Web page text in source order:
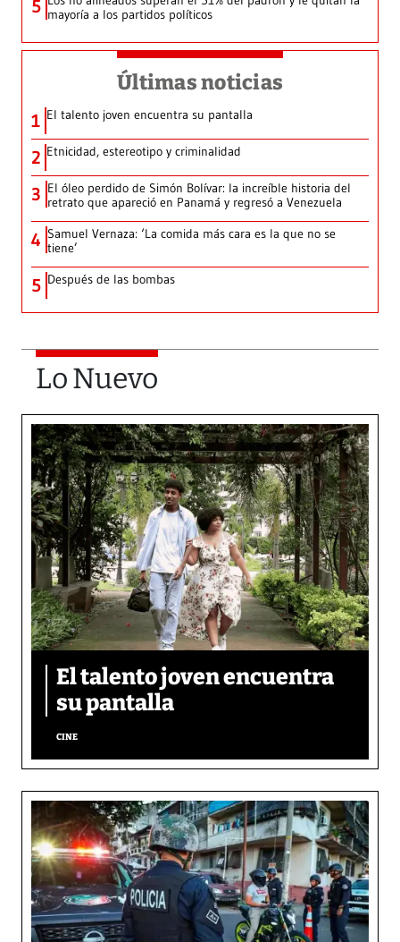
5 mayoría a los partidos políticos
Últimas noticias
1 El talento joven encuentra su pantalla​
2 Etnicidad, estereotipo y criminalidad
3 El óleo perdido de Simón Bolívar: la increíble historia del
retrato que apareció en Panamá y regresó a Venezuela
4 Samuel Vernaza: ‘La comida más cara es la que no se
tiene’
5 Después de las bombas
Lo Nuevo
El talento joven encuentra
su pantalla​
CINE